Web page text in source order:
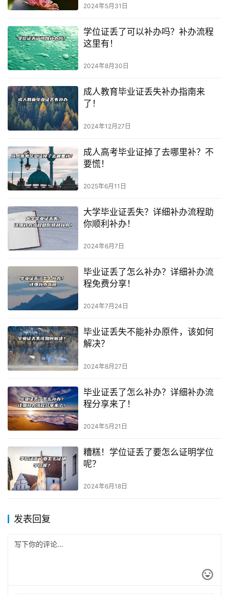
2024年5月31日
学位证丢了可以补办吗？补办流程
这里有！
2024年8月30日
成人教育毕业证丢失补办指南来
了！
2024年12月27日
成人高考毕业证掉了去哪里补？不
要慌！
2025年6月11日
大学毕业证丢失？详细补办流程助
你顺利补办！
2024年6月7日
毕业证丢了怎么补办？详细补办流
程免费分享！
2024年7月24日
毕业证丢失不能补办原件，该如何
解决？
2024年8月27日
毕业证丢了怎么补办？详细补办流
程分享来了！
2024年5月21日
糟糕！学位证丢了要怎么证明学位
呢？
2024年6月18日
发表回复